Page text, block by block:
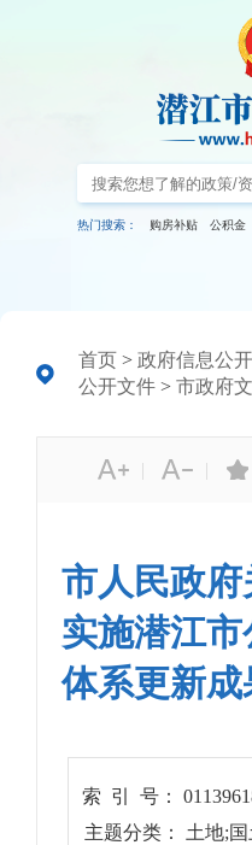
热门搜索： 购房补贴 公积金
首页 > 政府信息公开
公开文件 > 市政府
| |
市人民政
实施潜江
体系更新
索 引 号：
主题分类： 土地;